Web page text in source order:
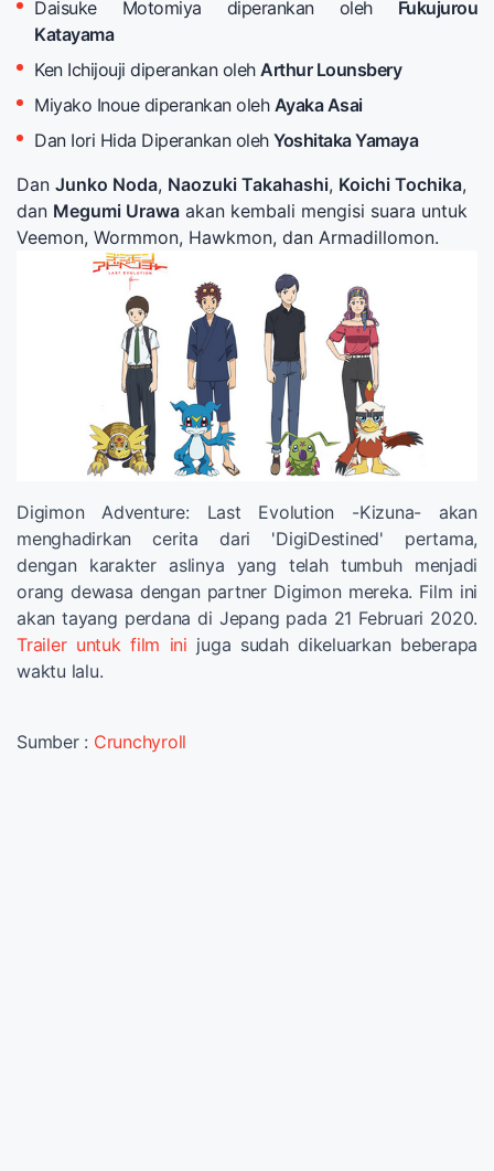
Daisuke Motomiya diperankan oleh Fukujurou
Katayama
Ken Ichijouji diperankan oleh Arthur Lounsbery
Miyako Inoue diperankan oleh Ayaka Asai
Dan Iori Hida Diperankan oleh Yoshitaka Yamaya
Dan Junko Noda, Naozuki Takahashi, Koichi Tochika,
dan Megumi Urawa akan kembali mengisi suara untuk
Veemon, Wormmon, Hawkmon, dan Armadillomon.
Digimon Adventure: Last Evolution -Kizuna- akan
menghadirkan cerita dari 'DigiDestined' pertama,
dengan karakter aslinya yang telah tumbuh menjadi
orang dewasa dengan partner Digimon mereka. Film ini
akan tayang perdana di Jepang pada 21 Februari 2020.
Trailer untuk film ini juga sudah dikeluarkan beberapa
waktu lalu.
Sumber : Crunchyroll